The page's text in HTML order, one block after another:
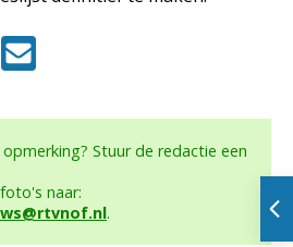
Stuur de redactie een
naar:
.